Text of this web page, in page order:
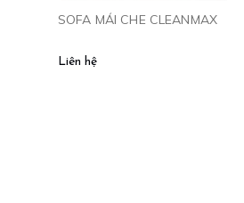
SOFA MÁI CHE CLEANMAX
Liên hệ